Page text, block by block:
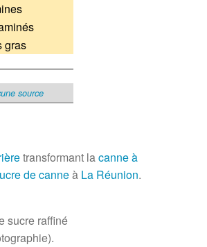
gras
source
transformant lacanne à
de canneà La Réunion.
sucre raffiné